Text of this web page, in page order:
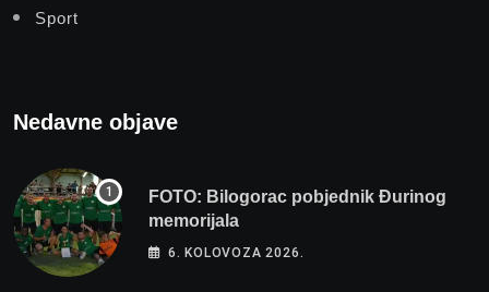
Sport
Nedavne objave
FOTO: Bilogorac pobjednik Đurinog
memorijala
6. KOLOVOZA 2026.